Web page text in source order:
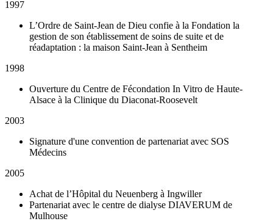
1997
L’Ordre de Saint-Jean de Dieu confie à la Fondation la
gestion de son établissement de soins de suite et de
réadaptation : la maison Saint-Jean à Sentheim
1998
Ouverture du Centre de Fécondation In Vitro de Haute-
Alsace à la Clinique du Diaconat-Roosevelt
2003
Signature d'une convention de partenariat avec SOS
Médecins
2005
Achat de l’Hôpital du Neuenberg à Ingwiller
Partenariat avec le centre de dialyse DIAVERUM de
Mulhouse